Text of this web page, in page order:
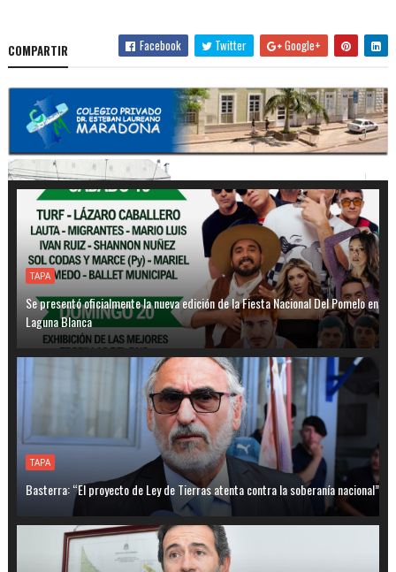
COMPARTIR Facebook Twitter Google+
TAPA
Se presentó oficialmente la nueva edición de la Fiesta Nacional Del Pomelo en
Laguna Blanca
TAPA
Basterra: “El proyecto de Ley de Tierras atenta contra la soberanía nacional”